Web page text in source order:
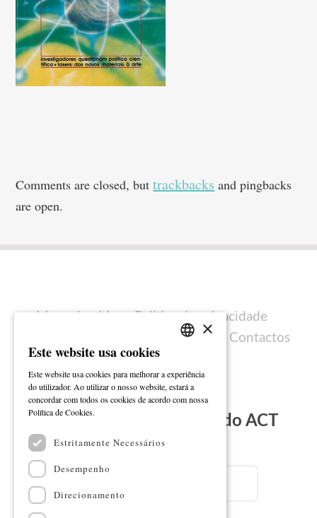
Comments are closed, buttrackbacks and pingbacks
are open.
Mapa do sítio
Política de privacidade
Ficha técnica Contactos
Subscreva a Newsletter do ACT
ENGLISH
×
Este website usa cookies
Este website usa cookies para melhorar a experiência
do utilizador. Ao utilizar o nosso website, estará a
concordar com todos os cookies de acordo com nossa
Política de Cookies.
Estritamente Necessários
Desempenho
Direcionamento